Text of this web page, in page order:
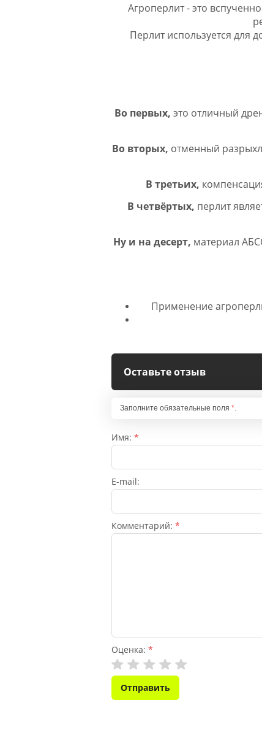
пеногаситель Salica
Удобрения Осмокот
Средства защиты
Садовый инвентарь
Агроперлит - это
Перлит используется для
Во первых, это отличный
Во вторых, отменный
В третьих,
В четвёртых, перлит
Ну и на десерт, материал
Применение
Оставьте отзыв
Заполните обязательные поля *.
Имя: *
E-mail:
Комментарий: *
Оценка: *